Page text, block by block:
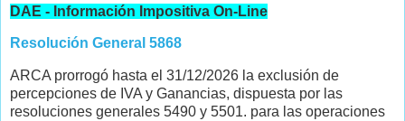
DAE - Información Impositiva On-Line
Resolución General 5868
ARCA prorrogó hasta el 31/12/2026 la exclusión de
percepciones de IVA y Ganancias, dispuesta por las
resoluciones generales 5490 y 5501. para las operaciones